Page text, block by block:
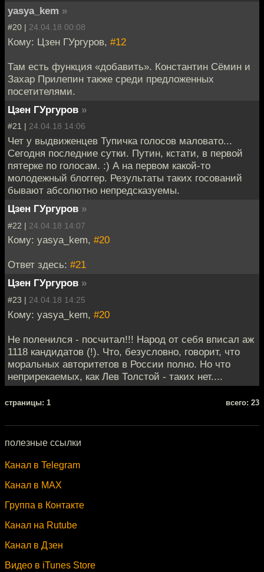
yasya_kem »
#20 | 24.04.18 00:08
Кому: Цзен ГУргуров, #12
Там есть функция «добавить». Константин Сёмин и
Захар Прилепин также среди предложенных
посетителями.
Цзен ГУргуров »
#21 | 24.04.18 14:06
Чет у выдвиженцев Тупичка голосов маловато...
Сегодня последние сутки. Путин, кстати, в первой
пятерке по голосам. :) А на первом какой-то
молодежный блоггер. Результаты таких госований
бывают абсолютно непредсказуемы.
Цзен ГУргуров »
#22 | 24.04.18 14:07
Кому: yasya_kem, #20
Ответ здесь: #21
Цзен ГУргуров »
#23 | 24.04.18 14:25
Кому: yasya_kem, #20
Не поленился - посчитал!!! Народ от себя вписал аж
1118 кандидатов (!). Что, безусловно, говорит, что
моральных авторитетов в России полно. Но что
неприрекаемых, как Лев Толстой - таких нет....
cтраницы: 1 всего: 23
полезные ссылки
Канал в Telegram
Канал в MAX
Группа в Контакте
Канал на Rutube
Канал в Дзен
Видео в iTunes Store